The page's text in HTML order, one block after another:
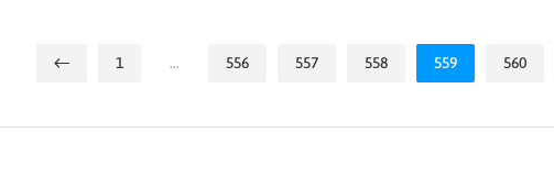
1 … 556 557 558 559 560